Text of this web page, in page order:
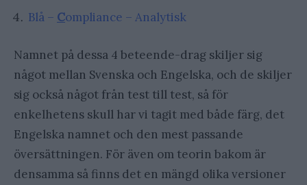
Blå – Compliance – Analytisk
Namnet på dessa 4 beteende-drag skiljer sig
något mellan Svenska och Engelska, och de skiljer
sig också något från test till test, så för
enkelhetens skull har vi tagit med både färg, det
Engelska namnet och den mest passande
översättningen. För även om teorin bakom är
densamma så finns det en mängd olika versioner